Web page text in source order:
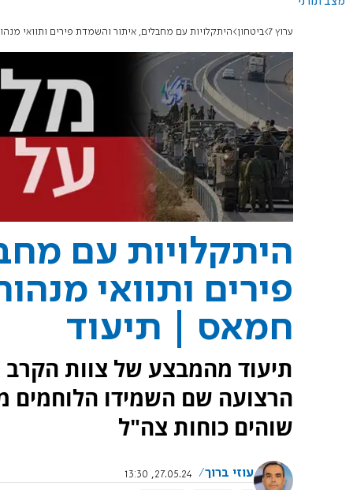
ערוץ 7 ביטחון היתקלויות עם מחבלים, איתור והשמדת פירים ותוואי מנהור באורך 800 מטרים של
היתקלויות עם
חמאס | תיעוד
הרצועה שם השמידו הלוחמים
שוהים כוחות צה"ל
עוזי ברוך
27.05.24, 13:30